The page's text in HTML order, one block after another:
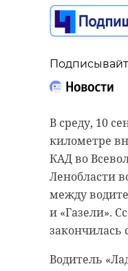
В среду, 10
километре
КАД во
Ленобласти
между
и «Газели».
закончилась
Водитель
В Приморске
Выборгскому
пострадало
пожара.
форума
11 сентября 2025,
В четверг, 11